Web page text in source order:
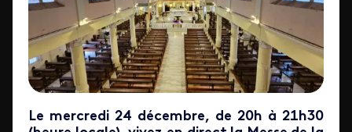
Le mercredi 24 décembre, de 20h à 21h30